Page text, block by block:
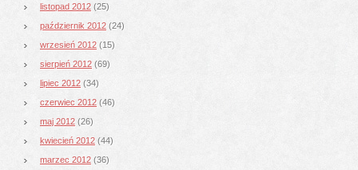
listopad 2012 (25)
październik 2012 (24)
wrzesień 2012 (15)
sierpień 2012 (69)
lipiec 2012 (34)
czerwiec 2012 (46)
maj 2012 (26)
kwiecień 2012 (44)
marzec 2012 (36)